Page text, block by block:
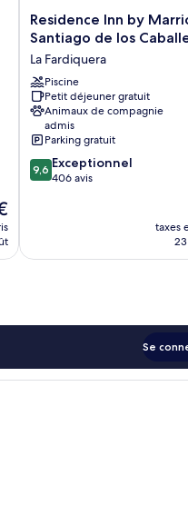
Residence
Inn
Marriott
Santiago
de
los
Caballeros
La
Fardiquera
Residence Inn by
Santiago de los
La Fardiquera
Piscine
Petit déjeuner gratuit
Animaux de compagnie
admis
Parking gratuit
9.6
sur
9,6 Exceptionnel
406 avis
taxes
Se